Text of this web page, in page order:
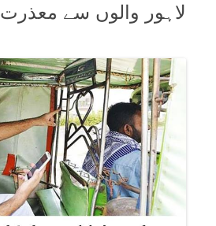
لاہور والوں سے معذرت